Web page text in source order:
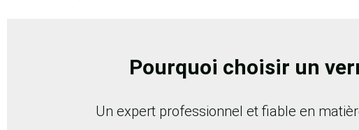
Pourquoi choisir un
Un expert professionnel et fiable en